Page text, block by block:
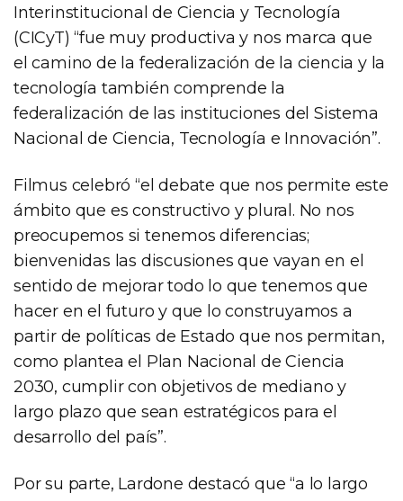
Interinstitucional de Ciencia y Tecnología
(CICyT) “fue muy productiva y nos marca que
el camino de la federalización de la ciencia y la
tecnología también comprende la
federalización de las instituciones del Sistema
Nacional de Ciencia, Tecnología e Innovación”.
Filmus celebró “el debate que nos permite este
ámbito que es constructivo y plural. No nos
preocupemos si tenemos diferencias;
bienvenidas las discusiones que vayan en el
sentido de mejorar todo lo que tenemos que
hacer en el futuro y que lo construyamos a
partir de políticas de Estado que nos permitan,
como plantea el Plan Nacional de Ciencia
2030, cumplir con objetivos de mediano y
largo plazo que sean estratégicos para el
desarrollo del país”.
Por su parte, Lardone destacó que “a lo largo